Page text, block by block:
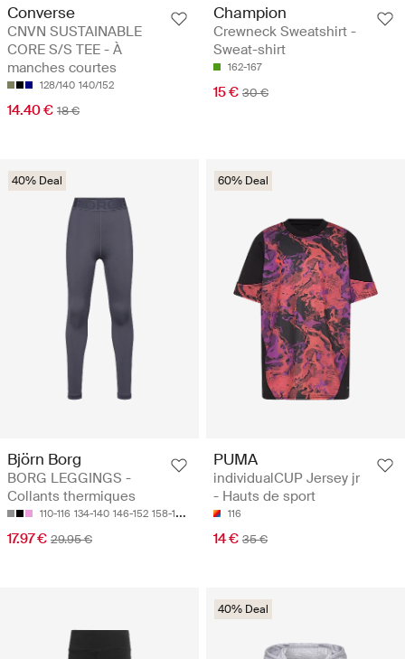
Converse
CNVN SUSTAINABLE
CORE S/S TEE - À
manches courtes
128/140 140/152
14.40 € 18 €
Champion
Crewneck Sweatshirt -
Sweat-shirt
162-167
15 € 30 €
40% Deal
Björn Borg
BORG LEGGINGS -
Collants thermiques
110-116 134-140 146-152 158-164
17.97 € 29.95 €
60% Deal
PUMA
individualCUP Jersey jr
- Hauts de sport
116
14 € 35 €
40% Deal